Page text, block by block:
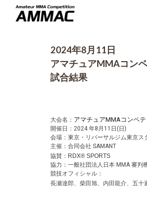
2024年8月 11 日
アマチュアMMAコン
試合結果
大会名： アマチュアMMAコンペテ
開催日：2024 年8月11日(日)
会場：東京・リバーサルジム東京ス
主催：合同会社 SAMANT
協賛： RDX® SPORTS
協力：一般社団法人日本 MMA 審判
競技オフィシャル：
長瀬達郎、柴田旭、内田龍介、五